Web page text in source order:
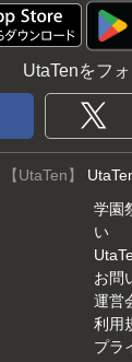
UtaTenをフ
UtaTen】
学園
い
お問
運営
利用
プラ